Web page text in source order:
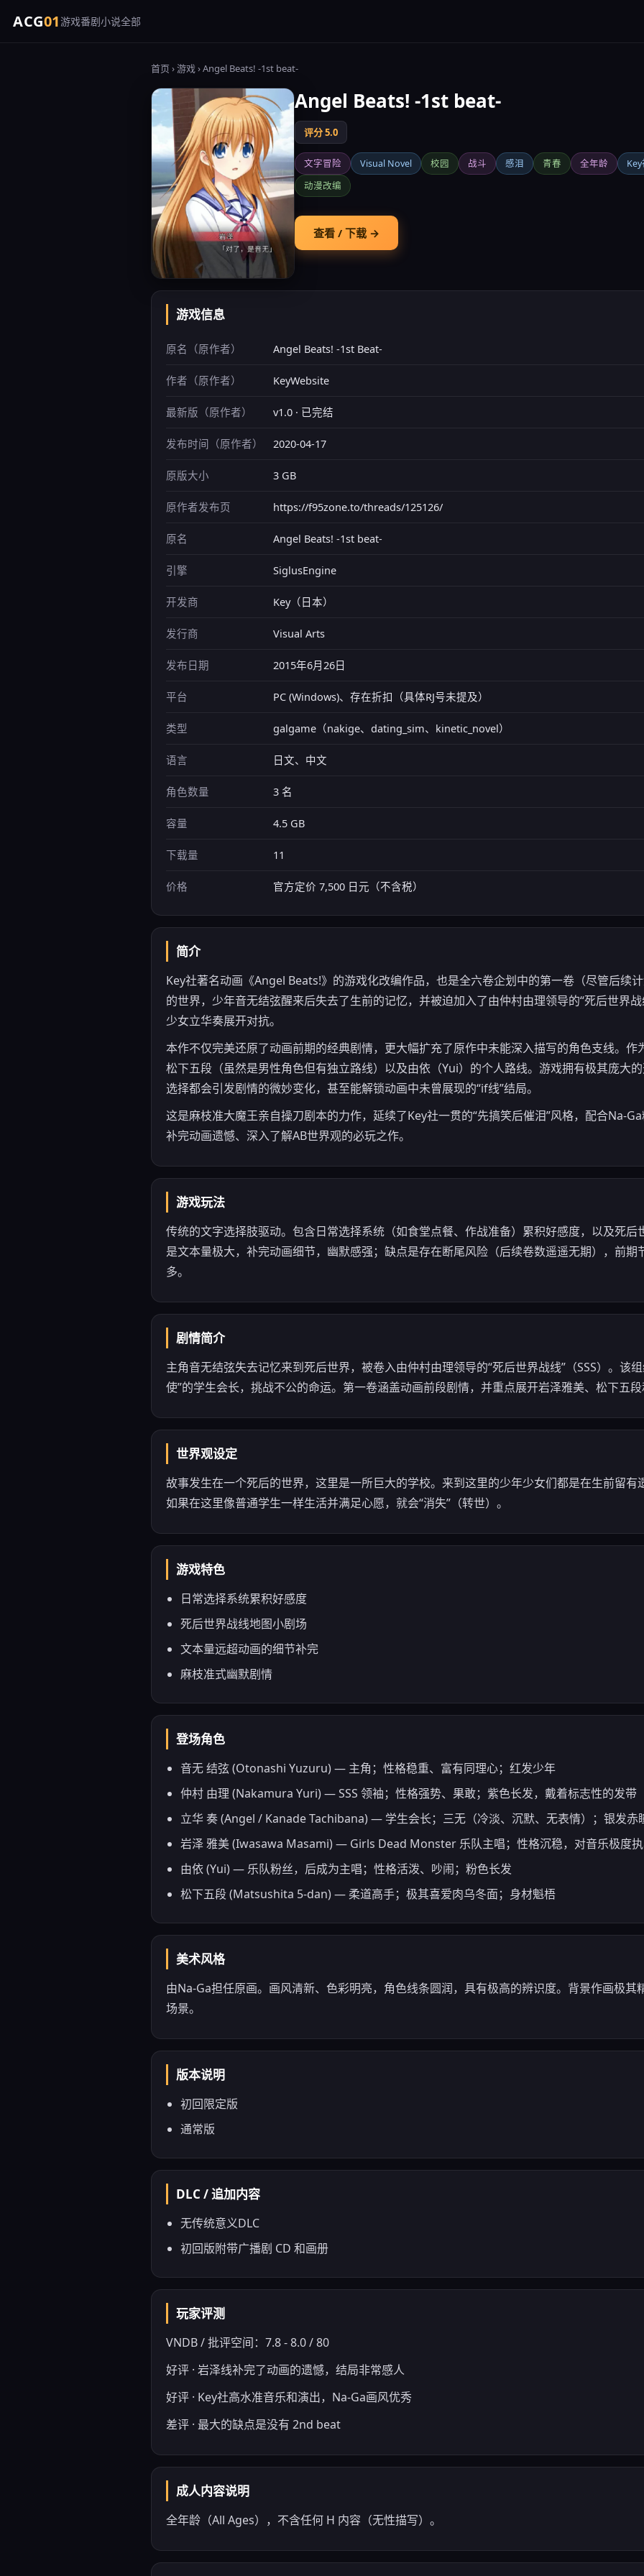
ACG01游戏番剧小说全部
首页 ›游戏› Angel Beats! -1st beat-
Angel Beats! -1st beat-
评分 5.0
文字冒险 Visual Novel 校园 战斗 感泪 青春 全年龄
动漫改编
查看 / 下载 →
游戏信息
原名（原作者） Angel Beats! -1st Beat-
作者（原作者） KeyWebsite
最新版（原作者） v1.0 · 已完结
发布时间（原作者） 2020-04-17
原版大小 3 GB
原作者发布页 https://f95zone.to/threads/125126/
原名 Angel Beats! -1st beat-
引擎 SiglusEngine
开发商 Key（日本）
发行商 Visual Arts
发布日期 2015年6月26日
平台 PC (Windows)、存在折扣（具体RJ号未提及）
类型 galgame（nakige、dating_sim、kinetic_novel）
语言 日文、中文
角色数量 3 名
容量 4.5 GB
下载量 11
价格 官方定价 7,500 日元（不含税）
简介
Key社著名动画《Angel Beats!》的游戏化改编作品，也是全六卷企划中的第一卷（尽管后续
的世界，少年音无结弦醒来后失去了生前的记忆，并被迫加入了由仲村由理领导的“死后世界战
少女立华奏展开对抗。
本作不仅完美还原了动画前期的经典剧情，更大幅扩充了原作中未能深入描写的角色支线。作
松下五段（虽然是男性角色但有独立路线）以及由依（Yui）的个人路线。游戏拥有极其庞大
选择都会引发剧情的微妙变化，甚至能解锁动画中未曾展现的“if线”结局。
这是麻枝准大魔王亲自操刀剧本的力作，延续了Key社一贯的“先搞笑后催泪”风格，配合Na-
补完动画遗憾、深入了解AB世界观的必玩之作。
游戏玩法
传统的文字选择肢驱动。包含日常选择系统（如食堂点餐、作战准备）累积好感度，以及死后
是文本量极大，补完动画细节，幽默感强；缺点是存在断尾风险（后续卷数遥遥无期），前期
多。
剧情简介
主角音无结弦失去记忆来到死后世界，被卷入由仲村由理领导的“死后世界战线”（SSS）。该
使”的学生会长，挑战不公的命运。第一卷涵盖动画前段剧情，并重点展开岩泽雅美、松下五
世界观设定
故事发生在一个死后的世界，这里是一所巨大的学校。来到这里的少年少女们都是在生前留有
如果在这里像普通学生一样生活并满足心愿，就会“消失”（转世）。
游戏特色
日常选择系统累积好感度
死后世界战线地图小剧场
文本量远超动画的细节补完
麻枝准式幽默剧情
登场角色
音无 结弦 (Otonashi Yuzuru) — 主角；性格稳重、富有同理心；红发少年
仲村 由理 (Nakamura Yuri) — SSS 领袖；性格强势、果敢；紫色长发，戴着标志性的发带
立华 奏 (Angel / Kanade Tachibana) — 学生会长；三无（冷淡、沉默、无表情）；银发赤
岩泽 雅美 (Iwasawa Masami) — Girls Dead Monster 乐队主唱；性格沉稳，对音乐极度
由依 (Yui) — 乐队粉丝，后成为主唱；性格活泼、吵闹；粉色长发
松下五段 (Matsushita 5-dan) — 柔道高手；极其喜爱肉乌冬面；身材魁梧
美术风格
由Na-Ga担任原画。画风清新、色彩明亮，角色线条圆润，具有极高的辨识度。背景作画极其
场景。
版本说明
初回限定版
通常版
DLC / 追加内容
无传统意义DLC
初回版附带广播剧 CD 和画册
玩家评测
VNDB / 批评空间：7.8 - 8.0 / 80
好评 · 岩泽线补完了动画的遗憾，结局非常感人
好评 · Key社高水准音乐和演出，Na-Ga画风优秀
差评 · 最大的缺点是没有 2nd beat
成人内容说明
全年龄（All Ages），不含任何 H 内容（无性描写）。